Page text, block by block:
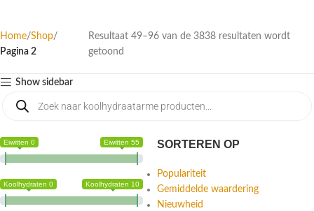
Home Shop
Pagina 2
Resultaat 49–96 van de 3838 resultaten wordt
getoond
Show sidebar
Eiwitten 0 Eiwitten 55
Koolhydraten 0 Koolhydraten 10
SORTEREN OP
Populariteit
Gemiddelde waardering
Nieuwheid